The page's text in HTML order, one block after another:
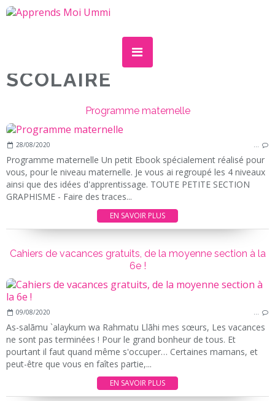
SCOLAIRE
Programme maternelle
28/08/2020 …
Programme maternelle Un petit Ebook spécialement réalisé pour
vous, pour le niveau maternelle. Je vous ai regroupé les 4 niveaux
ainsi que des idées d'apprentissage. TOUTE PETITE SECTION
GRAPHISME - Faire des traces...
EN SAVOIR PLUS
Cahiers de vacances gratuits, de la moyenne section à la
6e !
09/08/2020 …
As-salãmu `alaykum wa Rahmatu Llãhi mes sœurs, Les vacances
ne sont pas terminées ! Pour le grand bonheur de tous. Et
pourtant il faut quand même s'occuper… Certaines mamans, et
peut-être que vous en faîtes partie,...
EN SAVOIR PLUS